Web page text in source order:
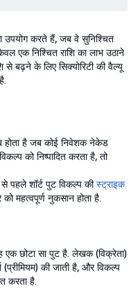
उपयोग करते हैं, जब वे सुनिश्चित
एक निश्चित राशि का लाभ उठाने
बढ़ने के लिए सिक्योरिटी की वैल्यू
होता है जब कोई निवेशक नेकेड
को निष्पादित करता है, तो
पहले शॉर्ट पुट विकल्प कीस्ट्राइक
महत्वपूर्ण नुकसान होता है.
छोटा सा पुट है. लेखक (विक्रेता)
(प्रीमियम) की जाती है, और विकल्प
करता है.